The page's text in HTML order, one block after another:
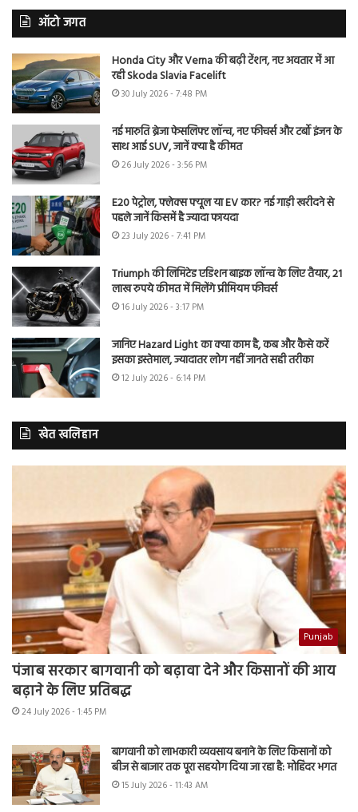
ऑटो जगत
Honda City और Verna की बढ़ी टेंशन, नए अवतार में आ
रही Skoda Slavia Facelift
30 July 2026 - 7:48 PM
नई मारुति ब्रेजा फेसलिफ्ट लॉन्च, नए फीचर्स और टर्बो इंजन के
साथ आई SUV, जानें क्या है कीमत
26 July 2026 - 3:56 PM
E20 पेट्रोल, फ्लेक्स फ्यूल या EV कार? नई गाड़ी खरीदने से
पहले जानें किसमें है ज्यादा फायदा
23 July 2026 - 7:41 PM
Triumph की लिमिटेड एडिशन बाइक लॉन्च के लिए तैयार, 21
लाख रुपये कीमत में मिलेंगे प्रीमियम फीचर्स
16 July 2026 - 3:17 PM
जानिए Hazard Light का क्या काम है, कब और कैसे करें
इसका इस्तेमाल, ज्यादातर लोग नहीं जानते सही तरीका
12 July 2026 - 6:14 PM
खेत खलिहान
Punjab
पंजाब सरकार बागवानी को बढ़ावा देने और किसानों की आय
बढ़ाने के लिए प्रतिबद्ध
24 July 2026 - 1:45 PM
बागवानी को लाभकारी व्यवसाय बनाने के लिए किसानों को
बीज से बाजार तक पूरा सहयोग दिया जा रहा है: मोहिंदर भगत
15 July 2026 - 11:43 AM